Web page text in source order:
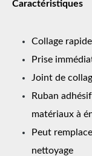
Caractéristiques
Collage
Prise
Joint de
Ruban
matériaux à
Peut
nettoyage